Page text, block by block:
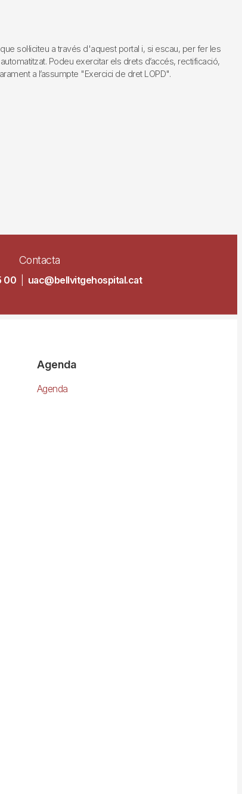
sol·liciteu a través d'aquest portal i, si escau, per fer les
Podeu exercitar els drets d’accés, rectificació,
a l’assumpte "Exercici de dret LOPD".
Contacta
00 uac@bellvitgehospital.cat
Agenda
Agenda